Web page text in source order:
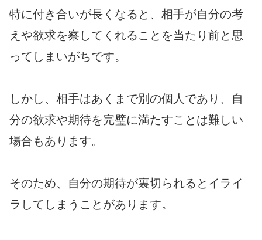
特に付き合いが長くなると、相手が自分の考
えや欲求を察してくれることを当たり前と思
ってしまいがちです。
しかし、相手はあくまで別の個人であり、自
分の欲求や期待を完璧に満たすことは難しい
場合もあります。
そのため、自分の期待が裏切られるとイライ
ラしてしまうことがあります。